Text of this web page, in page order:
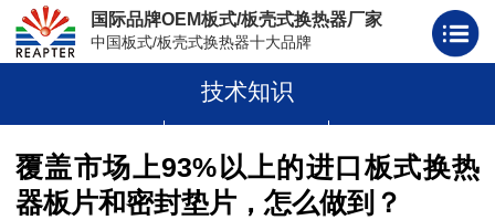
国际品牌OEM板式/板壳式换热器厂家
中国板式/板壳式换热器十大品牌
板壳式换热器
技术知识
覆盖市场上93%以上的进口板式换热
器板片和密封垫片，怎么做到？